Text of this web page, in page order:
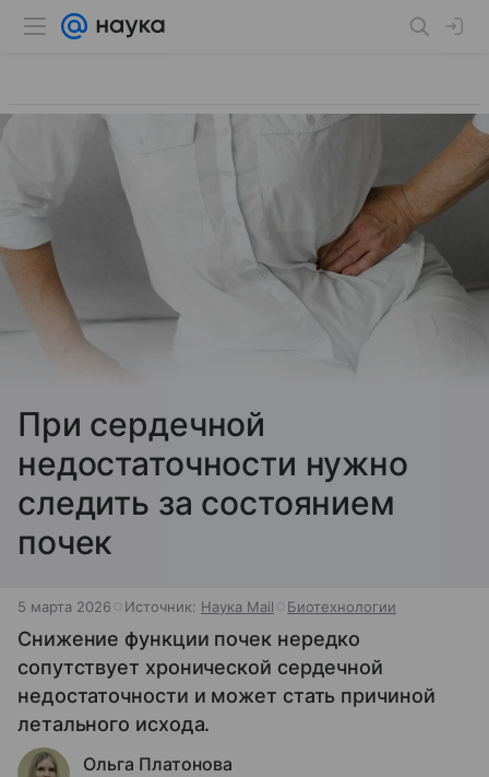
При сердечной
недостаточности нужно
следить за состоянием
почек
5 марта 2026 Источник: Наука Mail Биотехнологии
Снижение функции почек нередко
сопутствует хронической сердечной
недостаточности и может стать причиной
летального исхода.
Ольга Платонова